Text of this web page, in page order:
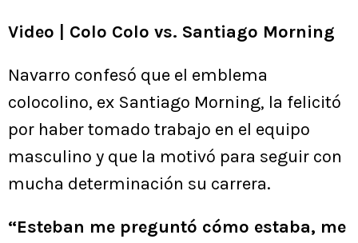
Video | Colo Colo vs. Santiago Morning
Navarro confesó que el emblema
colocolino, ex Santiago Morning, la felicitó
por haber tomado trabajo en el equipo
masculino y que la motivó para seguir con
mucha determinación su carrera.
“Esteban me preguntó cómo estaba, me